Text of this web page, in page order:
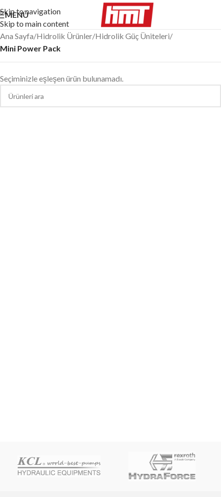
Skip to navigation
Skip to main content
MENÜ
Ana Sayfa/Hidrolik Ürünler/Hidrolik Güç Üniteleri/
Mini Power Pack
Seçiminizle eşleşen ürün bulunamadı.